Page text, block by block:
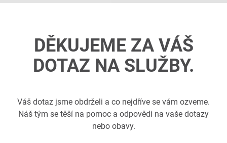
DĚKUJEME ZA VÁŠ
DOTAZ NA SLUŽBY.
Váš dotaz jsme obdrželi a co nejdříve se vám ozveme.
Náš tým se těší na pomoc a odpovědi na vaše dotazy
nebo obavy.